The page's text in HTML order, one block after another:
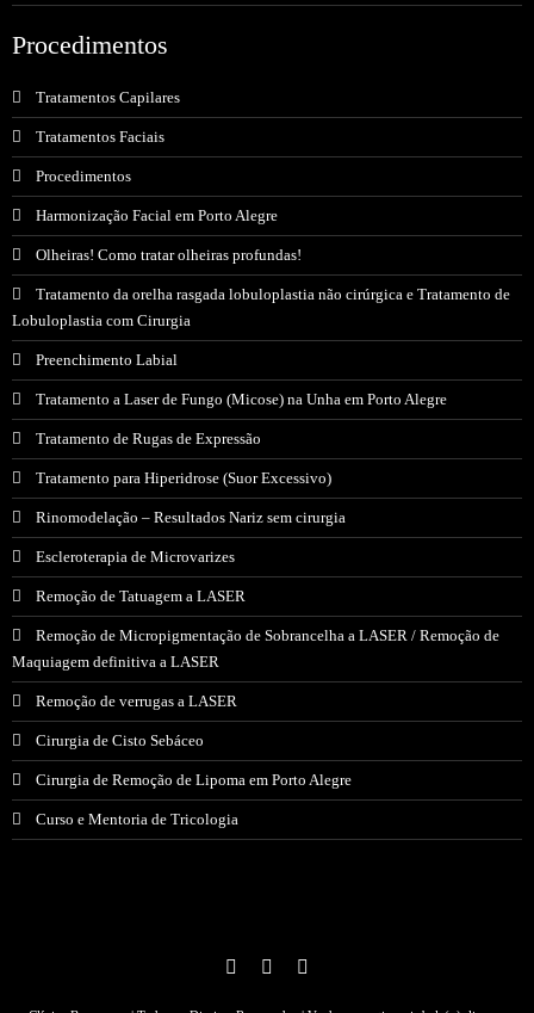
Procedimentos
Tratamentos Capilares
Tratamentos Faciais
Procedimentos
Harmonização Facial em Porto Alegre
Olheiras! Como tratar olheiras profundas!
Tratamento da orelha rasgada lobuloplastia não cirúrgica e Tratamento de
Lobuloplastia com Cirurgia
Preenchimento Labial
Tratamento a Laser de Fungo (Micose) na Unha em Porto Alegre
Tratamento de Rugas de Expressão
Tratamento para Hiperidrose (Suor Excessivo)
Rinomodelação – Resultados Nariz sem cirurgia
Escleroterapia de Microvarizes
Remoção de Tatuagem a LASER
Remoção de Micropigmentação de Sobrancelha a LASER / Remoção de
Maquiagem definitiva a LASER
Remoção de verrugas a LASER
Cirurgia de Cisto Sebáceo
Cirurgia de Remoção de Lipoma em Porto Alegre
Curso e Mentoria de Tricologia